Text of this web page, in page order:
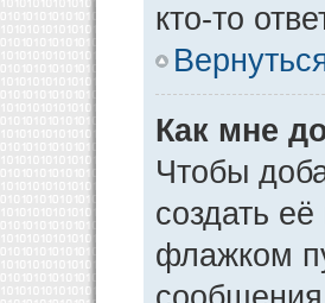
кто-то
Как мне
Чтобы
создать
флажком